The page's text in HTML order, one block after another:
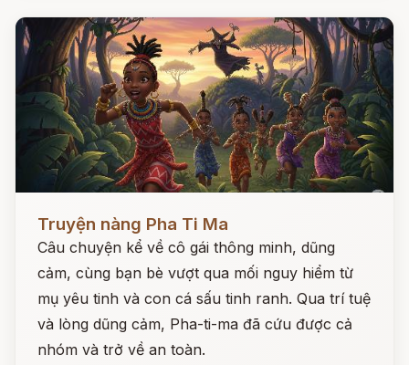
Truyện nàng Pha Ti Ma
Câu chuyện kể về cô gái thông minh, dũng
cảm, cùng bạn bè vượt qua mối nguy hiểm từ
mụ yêu tinh và con cá sấu tinh ranh. Qua trí tuệ
và lòng dũng cảm, Pha-ti-ma đã cứu được cả
nhóm và trở về an toàn.